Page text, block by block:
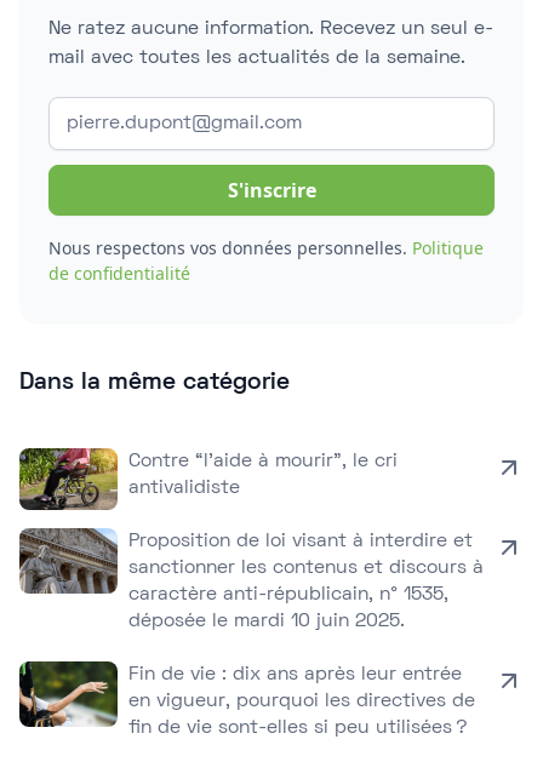
Ne ratez aucune information. Recevez un seul e-
mail avec toutes les actualités de la semaine.
Nous respectons vos données personnelles. Politique
de confidentialité
Dans la même catégorie
Contre “l’aide à mourir”, le cri
antivalidiste
Proposition de loi visant à interdire et
sanctionner les contenus et discours à
caractère anti-républicain, n° 1535,
déposée le mardi 10 juin 2025.
Fin de vie : dix ans après leur entrée
en vigueur, pourquoi les directives de
fin de vie sont-elles si peu utilisées ?